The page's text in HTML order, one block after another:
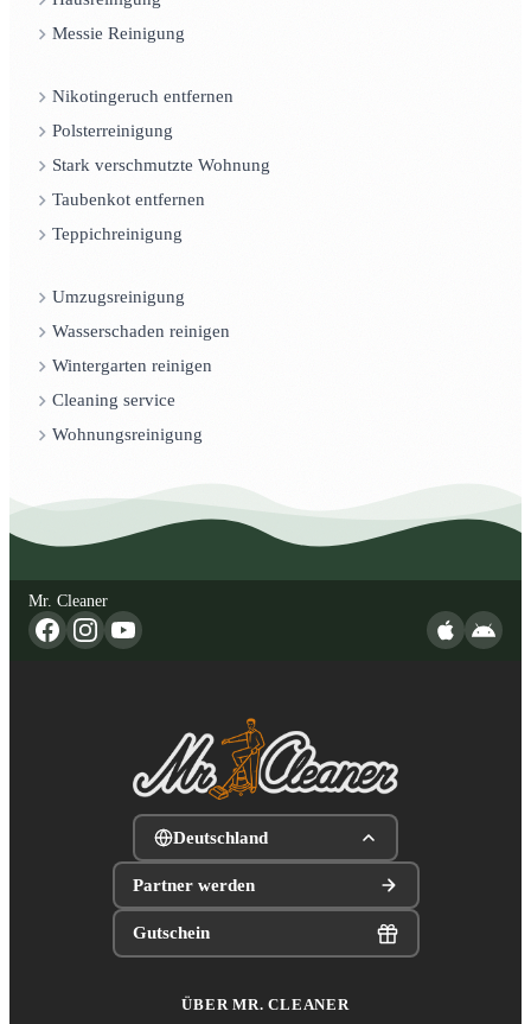
Messie Reinigung
Nikotingeruch entfernen
Polsterreinigung
Stark verschmutzte Wohnung
Taubenkot entfernen
Teppichreinigung
Umzugsreinigung
Wasserschaden reinigen
Wintergarten reinigen
Cleaning service
Wohnungsreinigung
Mr. Cleaner
Deutschland
Partner werden
Gutschein
ÜBER MR. CLEANER